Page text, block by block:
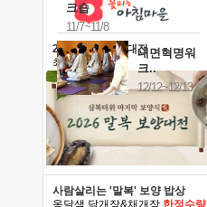
크숍
11/7~11/8
내면혁명워
크..
12/12~12/13
2026 말복 보양대전
최대74%할인
사람살리는 '말복' 보양 밥상
옹달샘 닭개장&채개장